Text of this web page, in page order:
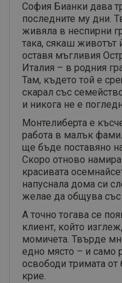
София Бианки дава
последните му дни.
живяла в неспирни
така, сякаш животът
оставя мъгливия
Италия – в родния
Там, където той е
скарал със
и никога не е
Монтелиберта е
работа в малък
ще бъде поставяно
Скоро отново
красивата
напуснала дома си
желае да общува със
А точно тогава се
клиент, който
момичета. Твърде
едно място – и само
освободи тримата от
крие.